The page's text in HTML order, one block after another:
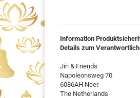
Information
Details zum
Jiri & Friends
Napoleonsweg 70
6086AH Neer
The Netherlands